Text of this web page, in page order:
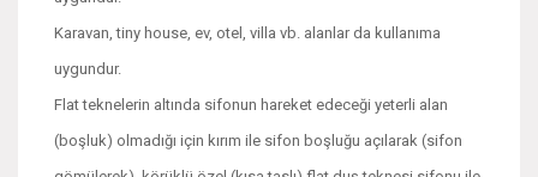
Karavan, tiny house, ev, otel, villa vb. alanlar da kullanıma
uygundur.
Flat teknelerin altında sifonun hareket edeceği yeterli alan
(boşluk) olmadığı için kırım ile sifon boşluğu açılarak (sifon